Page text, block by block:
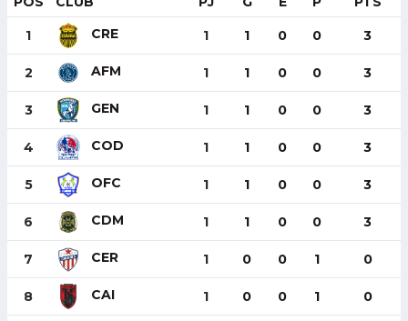
1 CRE 1 1 0 0 3
2 AFM 1 1 0 0 3
3 GEN 1 1 0 0 3
4 COD 1 1 0 0 3
5 OFC 1 1 0 0 3
6 CDM 1 1 0 0 3
7 CER 1 0 0 1 0
8 CAI 1 0 0 1 0